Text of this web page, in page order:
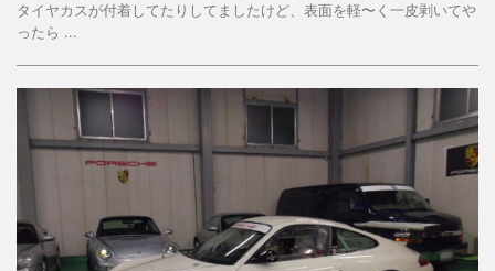
タイヤカスが付着してたりしてましたけど、表面を軽〜く一皮剥いてや
ったら ...